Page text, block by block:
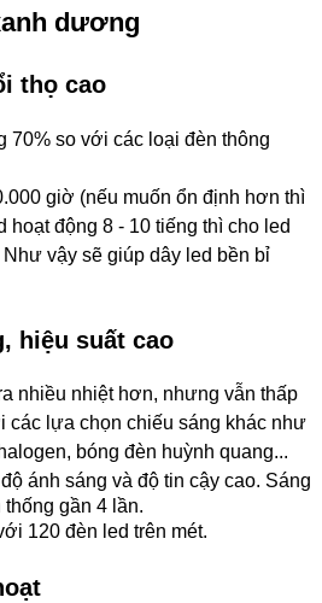
dương
thọ cao
70% so với các loại đèn thông
giờ (nếu muốn ổn định hơn thì
hoạt động 8 - 10 tiếng thì cho led
vậy sẽ giúp dây led bền bỉ
hiệu suất cao
nhiều nhiệt hơn, nhưng vẫn thấp
các lựa chọn chiếu sáng khác như
bóng đèn huỳnh quang...
ánh sáng và độ tin cậy cao. Sáng
gần 4 lần.
120 đèn led trên mét.